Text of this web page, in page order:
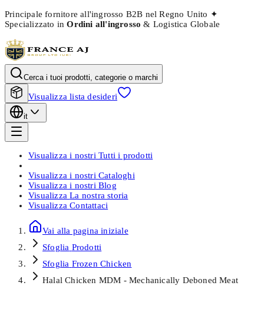
Principale fornitore all'ingrosso B2B nel Regno Unito ✦
Specializzato in Ordini all'ingrosso & Logistica Globale
Cerca i tuoi prodotti, categorie o marchi
Visualizza lista desideri
it
Visualizza i nostri Tutti i prodotti
Visualizza i nostri Cataloghi
Visualizza i nostri Blog
Visualizza La nostra storia
Visualizza Contattaci
Vai alla pagina iniziale
Sfoglia Prodotti
Sfoglia Frozen Chicken
Halal Chicken MDM - Mechanically Deboned Meat